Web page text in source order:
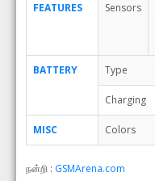
FEATURES Sensors
BATTERY Type
Charging
MISC Colors
நன்றி : GSMArena.com